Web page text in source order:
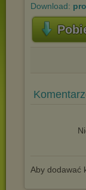
Download:
Aby dodawać